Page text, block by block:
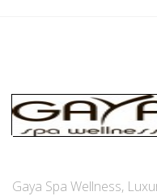
Gaya Spa Wellness,